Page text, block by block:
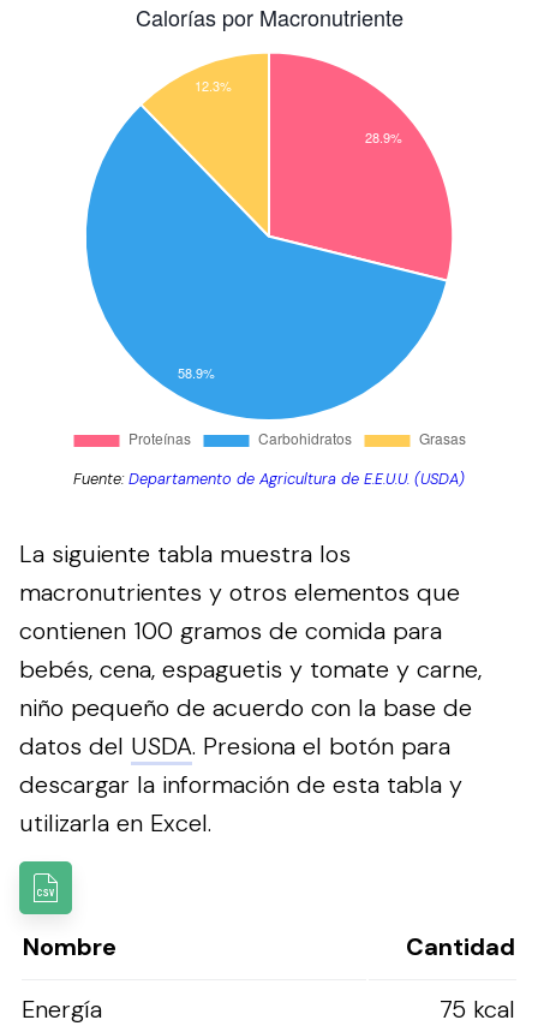
Fuente:Departamento de Agricultura de E.E.U.U. (USDA)
La siguiente tabla muestra los
macronutrientes y otros elementos que
contienen 100 gramos de comida para
bebés, cena, espaguetis y tomate y carne,
niño pequeño de acuerdo con la base de
datos del USDA. Presiona el botón para
descargar la información de esta tabla y
utilizarla en Excel.
Nombre
Cantidad
Energía
75 kcal